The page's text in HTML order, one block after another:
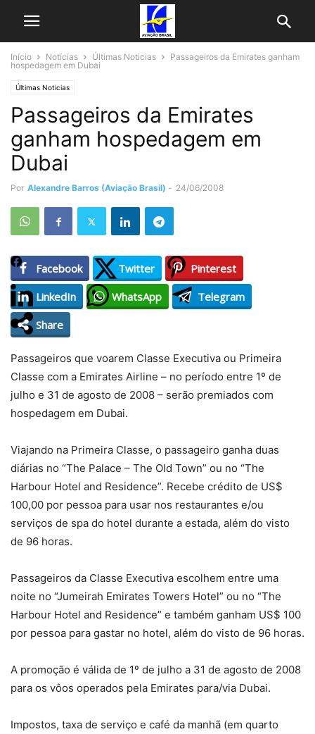
Início Notícias Últimas Noticias
Passageiros da Emirates ganham
hospedagem em Dubai
Últimas Noticias
Passageiros da Emirates
ganham hospedagem em
Dubai
Por Alexandre Barros (Aviação Brasil) - 24/06/2008
Facebook Twitter
Pinterest
LinkedIn
WhatsApp
Telegram
Share
Passageiros que voarem Classe Executiva ou Primeira
Classe com a Emirates Airline – no período entre 1º de
julho e 31 de agosto de 2008 – serão premiados com
hospedagem em Dubai.
Viajando na Primeira Classe, o passageiro ganha duas
diárias no “The Palace – The Old Town” ou no “The
Harbour Hotel and Residence”. Recebe crédito de US$
100,00 por pessoa para usar nos restaurantes e/ou
serviços de spa do hotel durante a estada, além do visto
de 96 horas.
Passageiros da Classe Executiva escolhem entre uma
noite no “Jumeirah Emirates Towers Hotel” ou no “The
Harbour Hotel and Residence” e também ganham US$ 100
por pessoa para gastar no hotel, além do visto de 96 horas.
A promoção é válida de 1º de julho a 31 de agosto de 2008
para os vôos operados pela Emirates para/via Dubai.
Impostos, taxa de serviço e café da manhã (em quarto